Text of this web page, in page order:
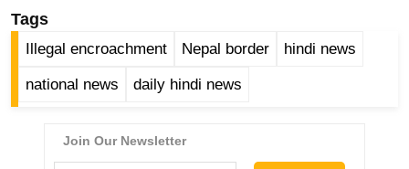
म
नो
रं
Tags
Illegal encroachment Nepal border hindi news
national news daily hindi news